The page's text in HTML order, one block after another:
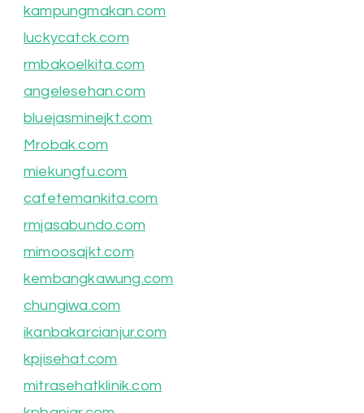
kampungmakan.com
luckycatck.com
rmbakoelkita.com
angelesehan.com
bluejasminejkt.com
Mrobak.com
miekungfu.com
cafetemankita.com
rmjasabundo.com
mimoosajkt.com
kembangkawung.com
chungiwa.com
ikanbakarcianjur.com
kpjisehat.com
mitrasehatklinik.com